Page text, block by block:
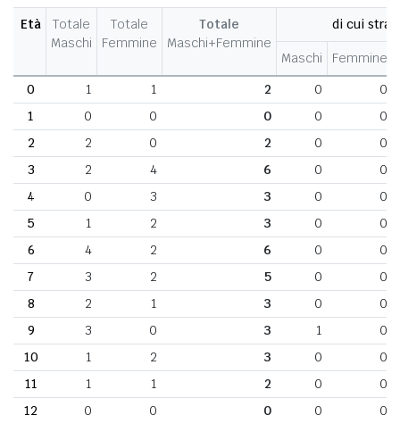
Età
Totale
Maschi
Totale
Femmine
Totale
Maschi+Femmine
di cui
Maschi Femmine
0
1 1 2 0
0
1
0 0 0 0
0
2
2 0 2 0
0
3
2 4 6 0
0
4
0 3 3 0
0
5
1 2 3 0
0
6
4 2 6 0
0
7
3 2 5 0
0
8
2 1 3 0
0
9
3 0 3 1
0
10
1 2 3 0
0
11
1 1 2 0
0
12
0 0 0 0
0